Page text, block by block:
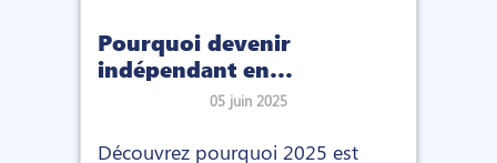
Pourquoi devenir
indépendant en
recrutement en 2025 ?
05 juin 2025
Découvrez pourquoi 2025 est